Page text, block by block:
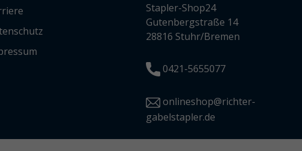
Stapler-Shop24
Gutenbergstraße 14
28816 Stuhr/Bremen
0421-5655077
onlineshop@richter-
gabelstapler.de